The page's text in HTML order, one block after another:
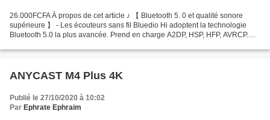
26.000FCFA À propos de cet article ♪ 【 Bluetooth 5. 0 et qualité sonore
supérieure 】 - Les écouteurs sans fil Bluedio Hi adoptent la technologie
Bluetooth 5.0 la plus avancée. Prend en charge A2DP, HSP, HFP, AVRCP.
ANYCAST M4 Plus 4K
Publié le 27/10/2020 à 10:02
Par Ephrate Ephraim